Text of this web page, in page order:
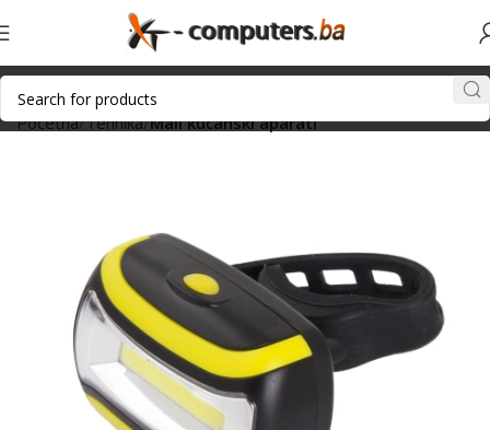
Početna Tehnika Mali kućanski aparati